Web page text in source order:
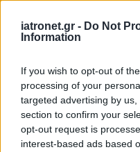
iatronet.gr - Do Not
Information
If you wish to opt-out of
processing of your
targeted advertising by
section to confirm your
opt-out request is
interest-based ads based
Θυρεοειδής, Καρκίνος
Προσθέστε το
shares